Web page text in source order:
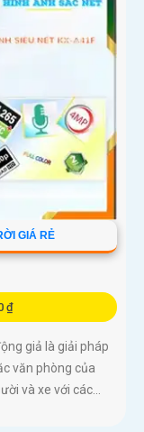
GIÁ RẺ
₫
giả là giải pháp
văn phòng của
và xe với các...